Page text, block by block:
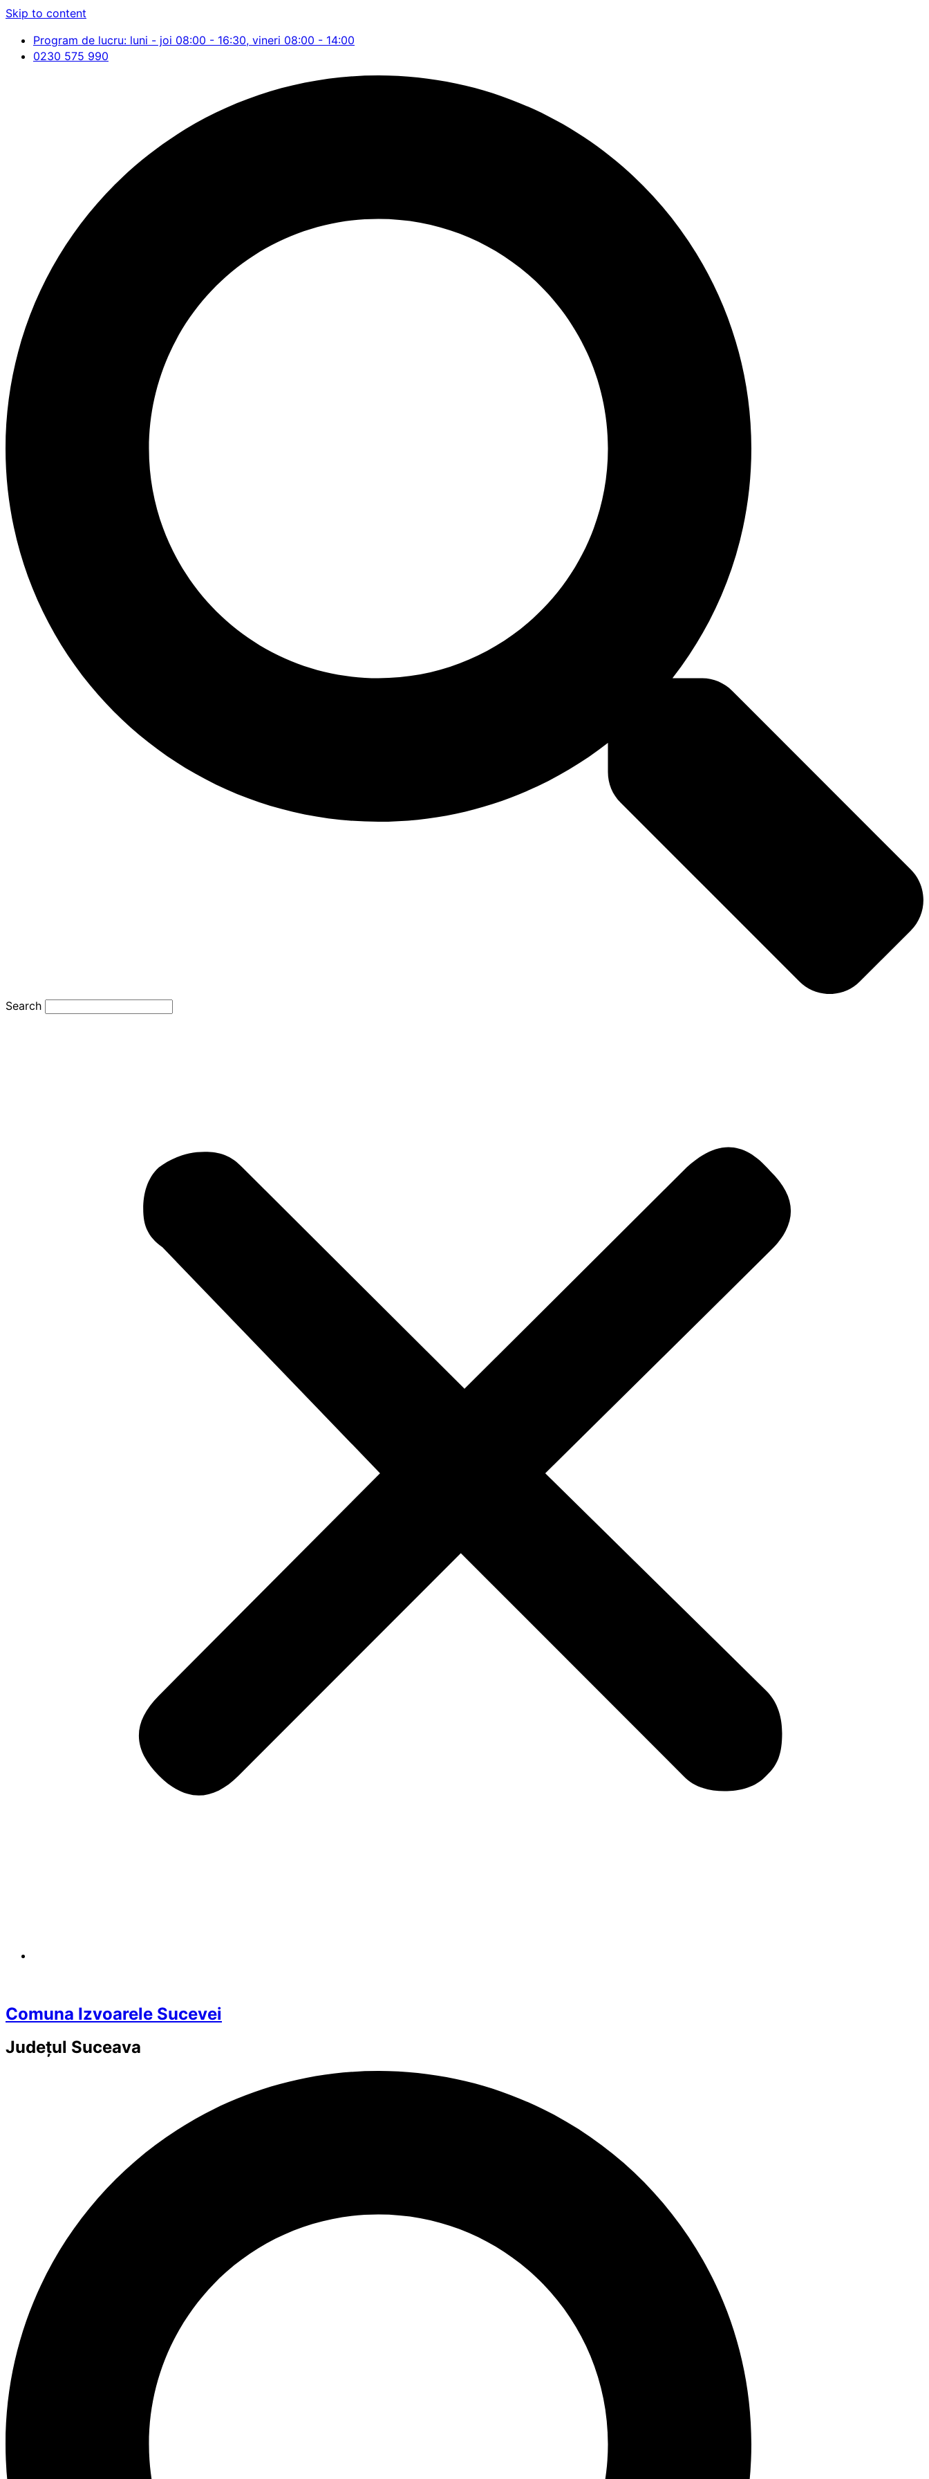
Skip to content
Program de lucru: luni - joi 08:00 - 16:30, vineri 08:00 - 14:00
0230 575 990
Search
Comuna Izvoarele Sucevei
Județul Suceava